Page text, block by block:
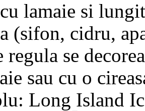
lamaie si
(sifon, cidru,
regula se
sau cu o
Long Island